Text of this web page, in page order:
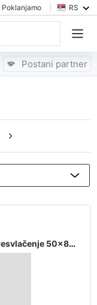
Poklanjamo RS
Postani partner
LORELLI Tvrda podloga za presvlačenje 50x80 roze